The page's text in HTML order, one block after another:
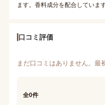
ます。香料成分を配合しています
口コミ評価
まだ口コミはありません。最
全0件